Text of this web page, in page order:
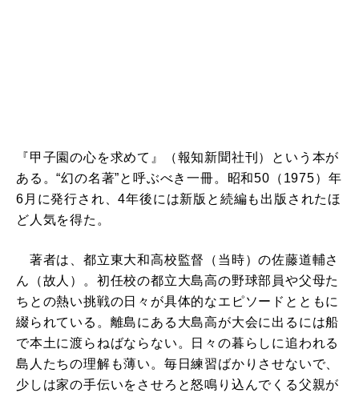
『甲子園の心を求めて』（報知新聞社刊）という本が
ある。“幻の名著”と呼ぶべき一冊。昭和50（1975）年
6月に発行され、4年後には新版と続編も出版されたほ
ど人気を得た。
著者は、都立東大和高校監督（当時）の佐藤道輔さ
ん（故人）。初任校の都立大島高の野球部員や父母た
ちとの熱い挑戦の日々が具体的なエピソードとともに
綴られている。離島にある大島高が大会に出るには船
で本土に渡らねばならない。日々の暮らしに追われる
島人たちの理解も薄い。毎日練習ばかりさせないで、
少しは家の手伝いをさせろと怒鳴り込んでくる父親が